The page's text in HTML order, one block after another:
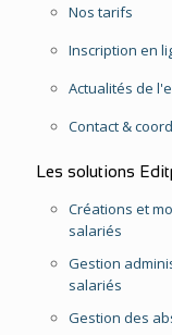
Nos tarifs
Inscription en
Actualités de
Contact &
Les solutions
Créations et
salariés
Gestion
salariés
Gestion des